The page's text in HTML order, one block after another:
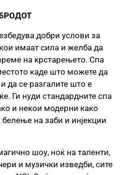
добри услови за
имаат сила и желба да
на крстарењето. Спа
каде што можете да
да се разгалите што е
Ги нуди стандардните спа
и некои модерни како
белење на заби и инјекции
шоу, ноќ на таленти,
и музички изведби, сите